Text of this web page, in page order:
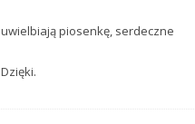
uwielbiają piosenkę, serdeczne
Dzięki.